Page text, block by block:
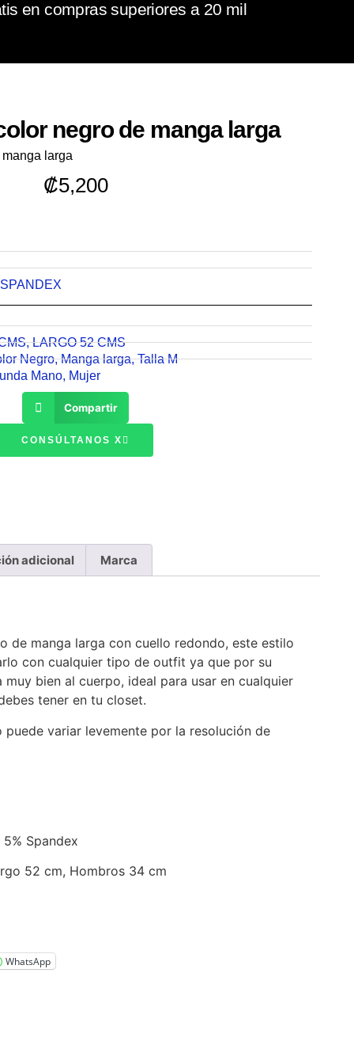
en compras superiores a 20 mil
negro de manga larga
larga
₡5,200
SPANDEX
,LARGO 52 CMS
Negro,Manga larga,Talla M
Mano, Mujer
Compartir
CONSÚLTANOS X
adicional Marca
de manga larga con cuello redondo, este estilo
con cualquier tipo de outfit ya que por su
bien al cuerpo, ideal para usar en cualquier
tener en tu closet.
variar levemente por la resolución de
Spandex
52 cm, Hombros 34 cm
WhatsApp